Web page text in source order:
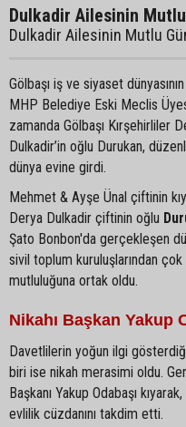
Dulkadir Ailesinin
Dulkadir Ailesinin Mutlu
Gölbaşı iş ve siyaset
MHP Belediye Eski Meclis
zamanda Gölbaşı Kırşehirliler
Dulkadir’in oğlu Durukan,
dünya evine girdi.
Mehmet & Ayşe Ünal çiftinin
Derya Dulkadir çiftinin oğlu
Şato Bonbon'da gerçekleşen
sivil toplum kuruluşlarından
mutluluğuna ortak oldu.
Nikahı Başkan Yakup
Davetlilerin yoğun ilgi
biri ise nikah merasimi oldu.
Başkanı Yakup Odabaşı
evlilik cüzdanını takdim etti.